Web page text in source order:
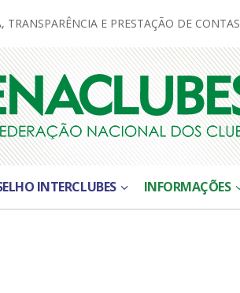
TRANSPARÊNCIA E PRESTAÇÃO DE CONTAS
INTERCLUBES INFORMAÇÕES